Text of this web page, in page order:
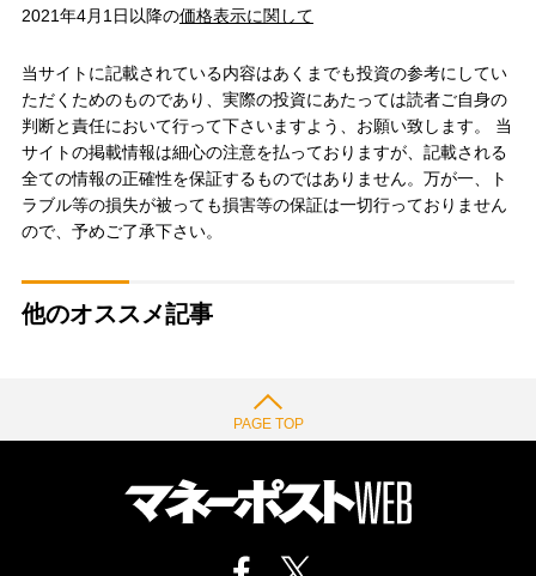
2021年4月1日以降の価格表示に関して
当サイトに記載されている内容はあくまでも投資の参考にしてい
ただくためのものであり、実際の投資にあたっては読者ご自身の
判断と責任において行って下さいますよう、お願い致します。 当
サイトの掲載情報は細心の注意を払っておりますが、記載される
全ての情報の正確性を保証するものではありません。万が一、ト
ラブル等の損失が被っても損害等の保証は一切行っておりません
ので、予めご了承下さい。
他のオススメ記事
PAGE TOP